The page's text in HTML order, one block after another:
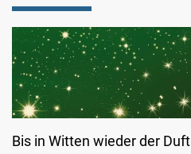
Bis in Witten wieder der